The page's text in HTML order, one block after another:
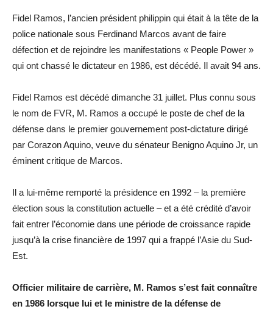
Fidel Ramos, l’ancien président philippin qui était à la tête de la
police nationale sous Ferdinand Marcos avant de faire
défection et de rejoindre les manifestations « People Power »
qui ont chassé le dictateur en 1986, est décédé. Il avait 94 ans.
Fidel Ramos est décédé dimanche 31 juillet. Plus connu sous
le nom de FVR, M. Ramos a occupé le poste de chef de la
défense dans le premier gouvernement post-dictature dirigé
par Corazon Aquino, veuve du sénateur Benigno Aquino Jr, un
éminent critique de Marcos.
Il a lui-même remporté la présidence en 1992 – la première
élection sous la constitution actuelle – et a été crédité d’avoir
fait entrer l’économie dans une période de croissance rapide
jusqu’à la crise financière de 1997 qui a frappé l’Asie du Sud-
Est.
Officier militaire de carrière, M. Ramos s’est fait connaître
en 1986 lorsque lui et le ministre de la défense de